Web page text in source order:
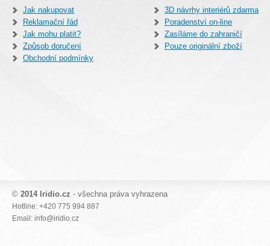
Jak nakupovat
Reklamační řád
Jak mohu platit?
Způsob doručení
Obchodní podmínky
3D návrhy interiérů zdarma
Poradenství on-line
Zasíláme do zahraničí
Pouze originální zboží
© 2014 Iridio.cz - všechna práva vyhrazena
Hotline: +420 775 994 887
Email: info@iridio.cz